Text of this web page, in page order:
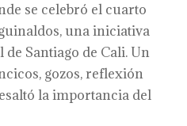
se celebró el cuarto
una iniciativa
Santiago de Cali. Un
gozos, reflexión
la importancia del